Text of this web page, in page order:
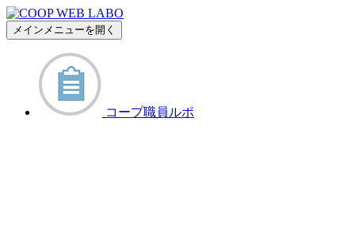
メインメニューを開く
コープ職員ルポ